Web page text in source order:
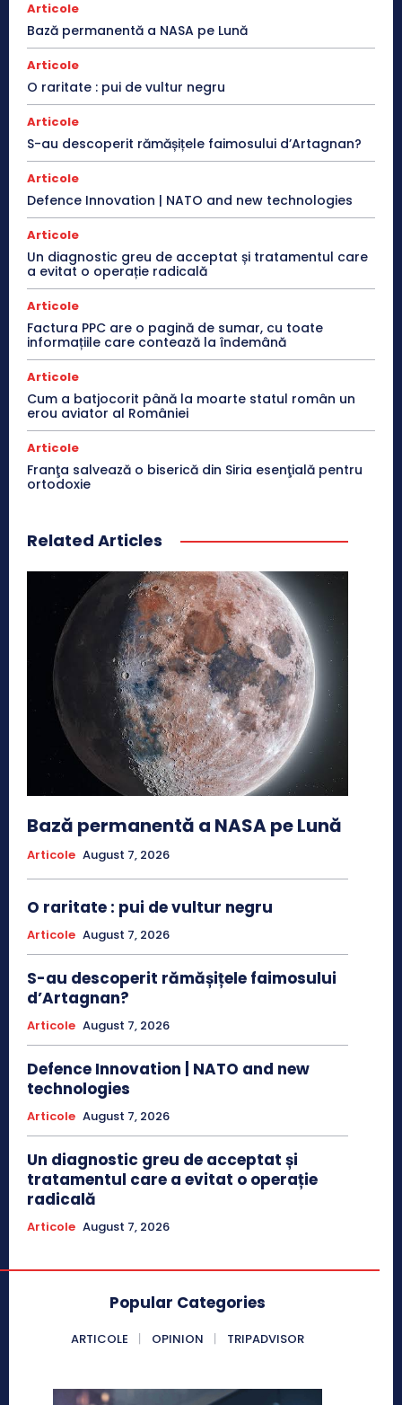
Articole
Bază permanentă a NASA pe Lună
Articole
O raritate : pui de vultur negru
Articole
S-au descoperit rămășițele faimosului d’Artagnan?
Articole
Defence Innovation | NATO and new technologies
Articole
Un diagnostic greu de acceptat și tratamentul care
a evitat o operație radicală
Articole
Factura PPC are o pagină de sumar, cu toate
informațiile care contează la îndemână
Articole
Cum a batjocorit până la moarte statul român un
erou aviator al României
Articole
Franţa salvează o biserică din Siria esenţială pentru
ortodoxie
Related Articles
Bază permanentă a NASA pe Lună
Articole August 7, 2026
O raritate : pui de vultur negru
Articole August 7, 2026
S-au descoperit rămășițele faimosului
d’Artagnan?
Articole August 7, 2026
Defence Innovation | NATO and new
technologies
Articole August 7, 2026
Un diagnostic greu de acceptat și
tratamentul care a evitat o operație
radicală
Articole August 7, 2026
Popular Categories
ARTICOLE OPINION TRIPADVISOR